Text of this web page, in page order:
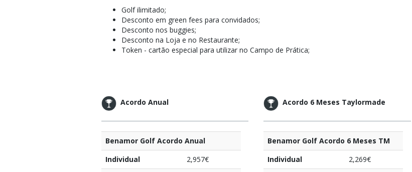
Golf ilimitado;
Desconto em green fees para convidados;
Desconto nos buggies;
Desconto na Loja e no Restaurante;
Token - cartão especial para utilizar no Campo de Prática;
Acordo Anual
Benamor Golf Acordo Anual
Individual
2,957€
Acordo 6 Meses Taylormade
Benamor Golf Acordo 6 Meses TM
Individual
2,269€